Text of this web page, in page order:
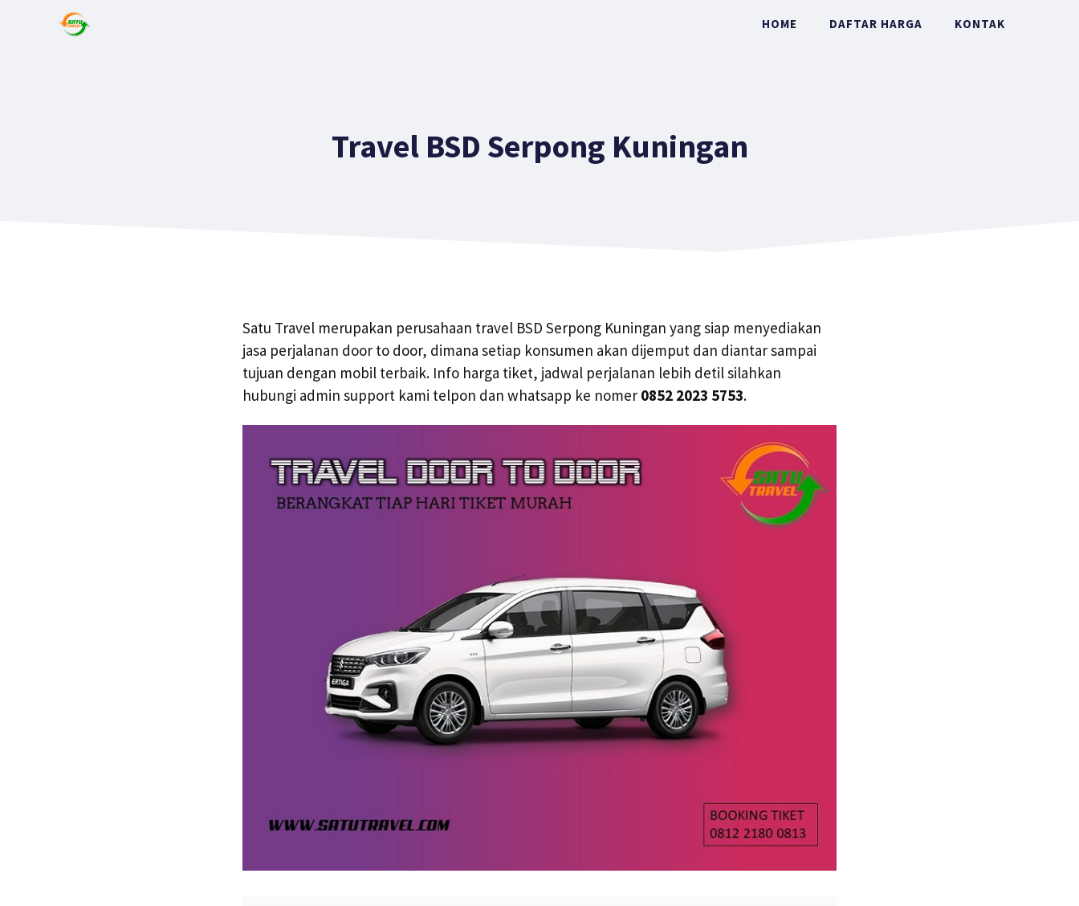
HOME DAFTAR HARGA KONTAK
Travel BSD Serpong Kuningan
Satu Travel merupakan perusahaan travel BSD Serpong Kuningan yang siap menyediakan
jasa perjalanan door to door, dimana setiap konsumen akan dijemput dan diantar sampai
tujuan dengan mobil terbaik. Info harga tiket, jadwal perjalanan lebih detil silahkan
hubungi admin support kami telpon dan whatsapp ke nomer 0852 2023 5753.